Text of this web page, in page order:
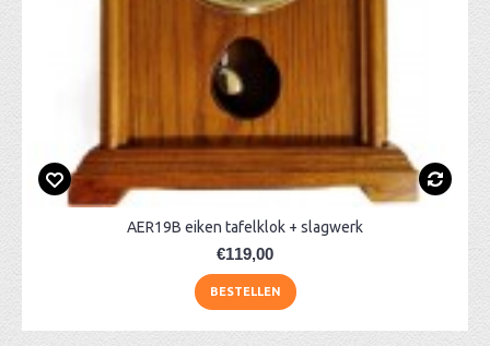
AER19B eiken tafelklok + slagwerk
€119,00
BESTELLEN